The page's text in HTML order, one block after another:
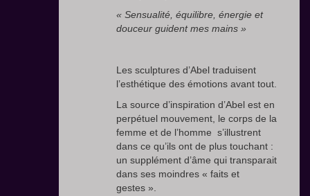
« Sensualité, équilibre, énergie et
douceur guident mes mains »
Les sculptures d’Abel traduisent
l’esthétique des émotions avant tout.
La source d’inspiration d’Abel est en
perpétuel mouvement, le corps de la
femme et de l’homme s’illustrent
dans ce qu’ils ont de plus touchant :
un supplément d’âme qui transparait
dans ses moindres « faits et
gestes ».